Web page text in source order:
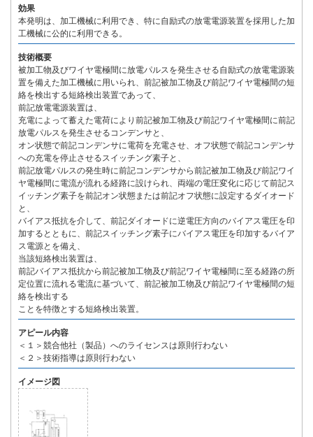
効果
本発明は、加工機械に利用でき、特に自励式の放電電源装置を採用した加
工機械に公的に利用できる。
技術概要
被加工物及びワイヤ電極間に放電パルスを発生させる自励式の放電電源装
置を備えた加工機械に用いられ、前記被加工物及び前記ワイヤ電極間の短
絡を検出する短絡検出装置であって、
前記放電電源装置は、
充電によって蓄えた電荷により前記被加工物及び前記ワイヤ電極間に前記
放電パルスを発生させるコンデンサと、
オン状態で前記コンデンサに電荷を充電させ、オフ状態で前記コンデンサ
への充電を停止させるスイッチング素子と、
前記放電パルスの発生時に前記コンデンサから前記被加工物及び前記ワイ
ヤ電極間に電流が流れる経路に設けられ、両端の電圧変化に応じて前記ス
イッチング素子を前記オン状態または前記オフ状態に設定するダイオード
と、
バイアス抵抗を介して、前記ダイオードに逆電圧方向のバイアス電圧を印
加するとともに、前記スイッチング素子にバイアス電圧を印加するバイア
ス電源とを備え、
当該短絡検出装置は、
前記バイアス抵抗から前記被加工物及び前記ワイヤ電極間に至る経路の所
定位置に流れる電流に基づいて、前記被加工物及び前記ワイヤ電極間の短
絡を検出する
ことを特徴とする短絡検出装置。
アピール内容
＜１＞競合他社（製品）へのライセンスは原則行わない
＜２＞技術指導は原則行わない
イメージ図